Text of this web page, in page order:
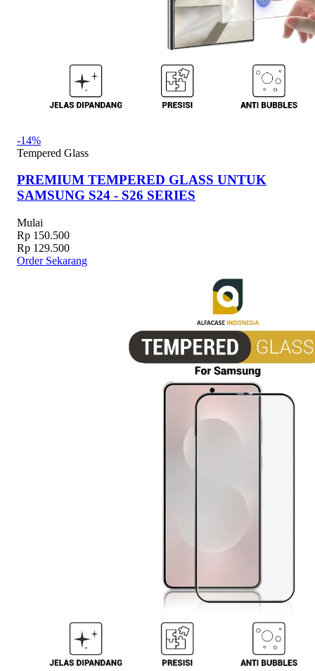
-14%
Tempered Glass
PREMIUM TEMPERED GLASS UNTUK
SAMSUNG S24 - S26 SERIES
Mulai
Rp 150.500
Rp 129.500
Order Sekarang